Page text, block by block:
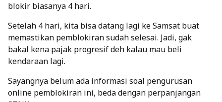
blokir biasanya 4 hari.
Setelah 4 hari, kita bisa datang lagi ke Samsat buat
memastikan pemblokiran sudah selesai. Jadi, gak
bakal kena pajak progresif deh kalau mau beli
kendaraan lagi.
Sayangnya belum ada informasi soal pengurusan
online pemblokiran ini, beda dengan perpanjangan